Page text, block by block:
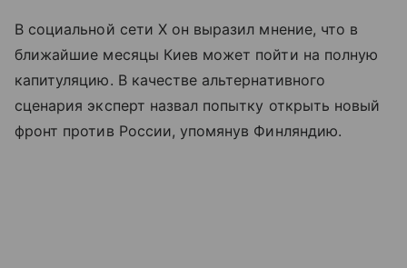
В социальной сети X он выразил мнение, что в
ближайшие месяцы Киев может пойти на полную
капитуляцию. В качестве альтернативного
сценария эксперт назвал попытку открыть новый
фронт против России, упомянув Финляндию.